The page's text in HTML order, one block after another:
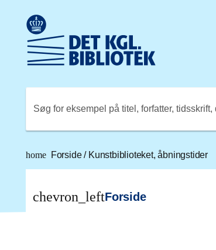
Det Kongelige Biblioteks logo. Gå til Det
Søg for eksempel på titel, forfatter, tidsskrift,
home Forside/ Kunstbiblioteket, åbningstider
chevron_leftForside